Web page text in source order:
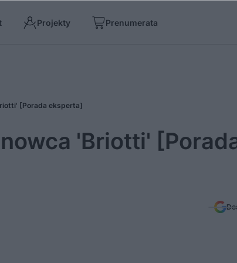
Projekty Prenumerata
[Porada eksperta]
'Briotti'